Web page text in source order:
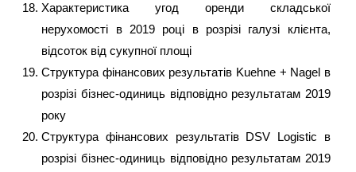
Характеристика угод оренди складської
нерухомості в 2019 році в розрізі галузі клієнта,
відсоток від сукупної площі
Структура фінансових результатів Kuehne + Nagel в
розрізі бізнес-одиниць відповідно результатам 2019
року
Структура фінансових результатів DSV Logistic в
розрізі бізнес-одиниць відповідно результатам 2019